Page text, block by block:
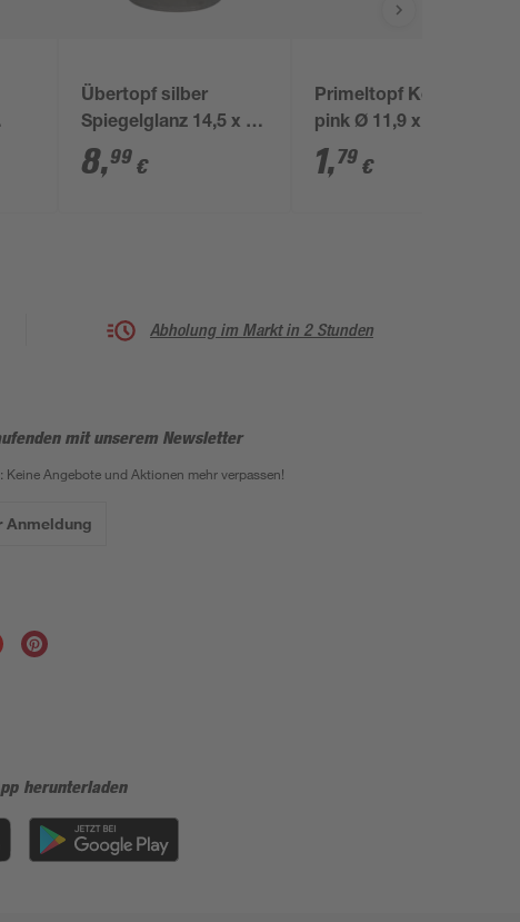
Übertopf silber
Spiegelglanz 14,5 x 13
cm
8,99 €
Primeltopf Keramik
pink Ø 11,9 x 10 cm
1,79 €
Abholung im Markt in 2 Stunden
mit unserem Newsletter
Keine Angebote und Aktionen mehr verpassen!
Anmeldung
herunterladen